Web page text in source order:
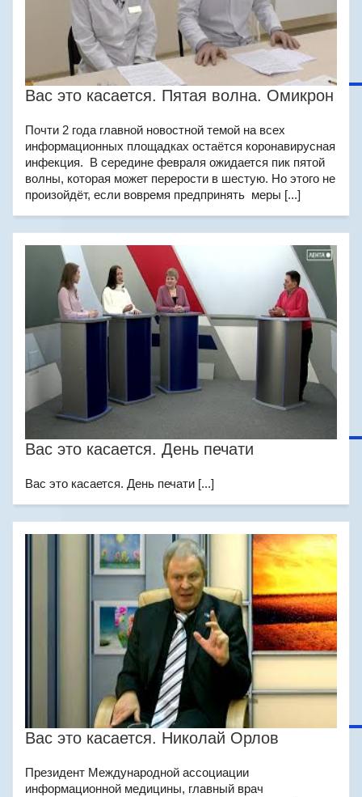
Вас это касается. Пятая волна. Омикрон
Почти 2 года главной новостной темой на всех
информационных площадках остаётся коронавирусная
инфекция. В середине февраля ожидается пик пятой
волны, которая может перерости в шестую. Но этого не
произойдёт, если вовремя предпринять меры [...]
Вас это касается. День печати
Вас это касается. День печати [...]
Вас это касается. Николай Орлов
Президент Международной ассоциации
информационной медицины, главный врач